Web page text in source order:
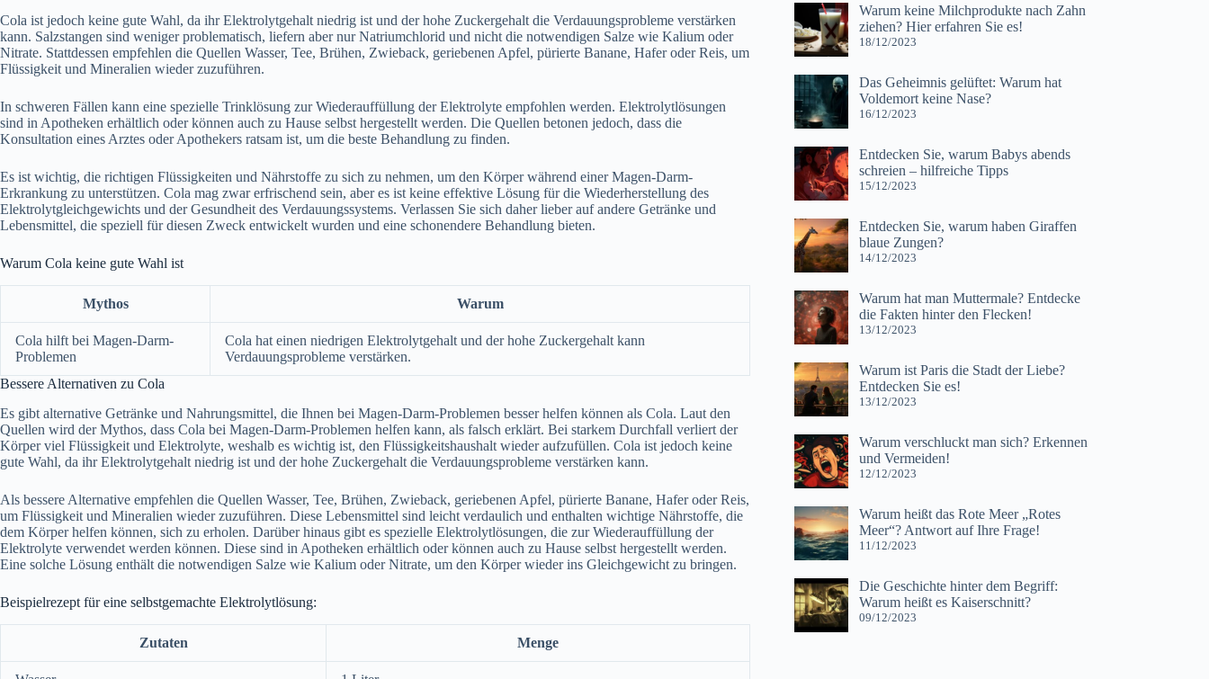
Cola ist jedoch keine gute Wahl, da ihr Elektrolytgehalt niedrig ist und der hohe Zuckergehalt die Verdauungsprobleme verstärken
kann. Salzstangen sind weniger problematisch, liefern aber nur Natriumchlorid und nicht die notwendigen Salze wie Kalium oder
Nitrate. Stattdessen empfehlen die Quellen Wasser, Tee, Brühen, Zwieback, geriebenen Apfel, pürierte Banane, Hafer oder Reis, um
Flüssigkeit und Mineralien wieder zuzuführen.
In schweren Fällen kann eine spezielle Trinklösung zur Wiederauffüllung der Elektrolyte empfohlen werden. Elektrolytlösungen
sind in Apotheken erhältlich oder können auch zu Hause selbst hergestellt werden. Die Quellen betonen jedoch, dass die
Konsultation eines Arztes oder Apothekers ratsam ist, um die beste Behandlung zu finden.
Es ist wichtig, die richtigen Flüssigkeiten und Nährstoffe zu sich zu nehmen, um den Körper während einer Magen-Darm-
Erkrankung zu unterstützen. Cola mag zwar erfrischend sein, aber es ist keine effektive Lösung für die Wiederherstellung des
Elektrolytgleichgewichts und der Gesundheit des Verdauungssystems. Verlassen Sie sich daher lieber auf andere Getränke und
Lebensmittel, die speziell für diesen Zweck entwickelt wurden und eine schonendere Behandlung bieten.
Warum Cola keine gute Wahl ist
Mythos Warum
Cola hilft bei Magen-Darm-
Problemen
Cola hat einen niedrigen Elektrolytgehalt und der hohe Zuckergehalt kann
Verdauungsprobleme verstärken.
Bessere Alternativen zu Cola
Es gibt alternative Getränke und Nahrungsmittel, die Ihnen bei Magen-Darm-Problemen besser helfen können als Cola. Laut den
Quellen wird der Mythos, dass Cola bei Magen-Darm-Problemen helfen kann, als falsch erklärt. Bei starkem Durchfall verliert der
Körper viel Flüssigkeit und Elektrolyte, weshalb es wichtig ist, den Flüssigkeitshaushalt wieder aufzufüllen. Cola ist jedoch keine
gute Wahl, da ihr Elektrolytgehalt niedrig ist und der hohe Zuckergehalt die Verdauungsprobleme verstärken kann.
Als bessere Alternative empfehlen die Quellen Wasser, Tee, Brühen, Zwieback, geriebenen Apfel, pürierte Banane, Hafer oder Reis,
um Flüssigkeit und Mineralien wieder zuzuführen. Diese Lebensmittel sind leicht verdaulich und enthalten wichtige Nährstoffe, die
dem Körper helfen können, sich zu erholen. Darüber hinaus gibt es spezielle Elektrolytlösungen, die zur Wiederauffüllung der
Elektrolyte verwendet werden können. Diese sind in Apotheken erhältlich oder können auch zu Hause selbst hergestellt werden.
Eine solche Lösung enthält die notwendigen Salze wie Kalium oder Nitrate, um den Körper wieder ins Gleichgewicht zu bringen.
Beispielrezept für eine selbstgemachte Elektrolytlösung:
Zutaten Menge
Warum keine Milchprodukte nach Zahn
ziehen? Hier erfahren Sie es!
18/12/2023
Das Geheimnis gelüftet: Warum hat
Voldemort keine Nase?
16/12/2023
Entdecken Sie, warum Babys abends
schreien – hilfreiche Tipps
15/12/2023
Entdecken Sie, warum haben Giraffen
blaue Zungen?
14/12/2023
Warum hat man Muttermale? Entdecke
die Fakten hinter den Flecken!
13/12/2023
Warum ist Paris die Stadt der Liebe?
Entdecken Sie es!
13/12/2023
Warum verschluckt man sich? Erkennen
und Vermeiden!
12/12/2023
Warum heißt das Rote Meer „Rotes
Meer“? Antwort auf Ihre Frage!
11/12/2023
Die Geschichte hinter dem Begriff:
Warum heißt es Kaiserschnitt?
09/12/2023